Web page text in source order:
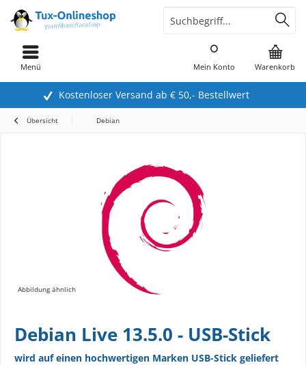
Kostenloser Versand ab € 50,- Bestellwert
Warenkorb
Mein Konto
Menü
Übersicht Debian
Abbildung ähnlich
Debian Live 13.5.0 - USB-Stick
wird auf einen hochwertigen Marken USB-Stick geliefert